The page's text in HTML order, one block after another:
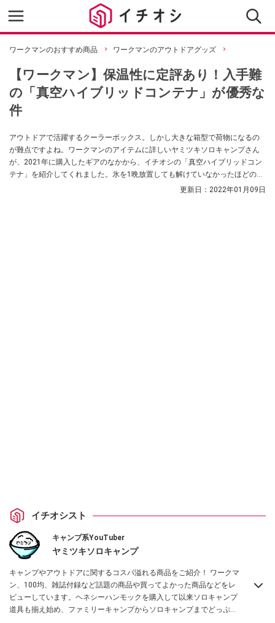
ワークマンのおすすめ商品 ワークマンのアウトドアグッズ
【ワークマン】保温性に定評あり！入手難
の「真空ハイブリッドコンテナ」が優秀な
件
アウトドアで活躍するクーラーボックス。しかし大きな箱型で荷物になるの
が難点ですよね。ワークマンのアイテムに詳しいヤミツキソロキャンプさん
が、2021年に購入したギアのなかから、イチオシの「真空ハイブリッドコン
テナ」を紹介してくれました。氷を1晩放置しても解けていなかったほどの保
更新日： 2022年01月09日
イチオシスト
キャンプ系YouTuber
ヤミツキソロキャンプ
キャンプやアウトドアに関するコスパ溢れる商品をご紹介！ ワークマ
ン、100均、雑誌付録など話題の商品や買ってよかった商品などをレ
ビューしています。ヘネシーハンモックを購入して以来ソロキャンプ
道具も揃え始め、ファミリーキャンプからソロキャンプまでどっぷり